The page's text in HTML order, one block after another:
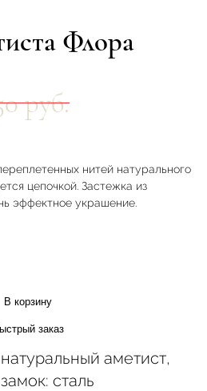
Флора
руб.
нитей натурального
цепочкой. Застежка из
эффектное украшение.
В корзину
заказ
натуральный аметист,
замок: сталь